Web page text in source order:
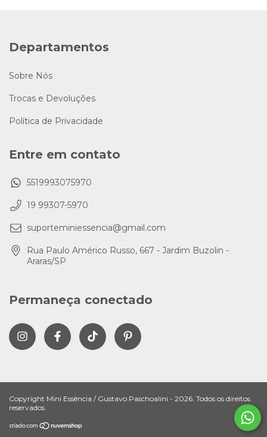
Departamentos
Sobre Nós
Trocas e Devoluções
Política de Privacidade
Entre em contato
5519993075970
19 99307-5970
suporteminiessencia@gmail.com
Rua Paulo Américo Russo, 667 - Jardim Buzolin -
Araras/SP
Permaneça conectado
Copyright Mini Essência / Gustavo Paschoalini - 2026. Todos os direitos
reservados.